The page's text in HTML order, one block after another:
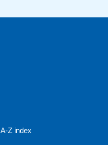
A-Z index